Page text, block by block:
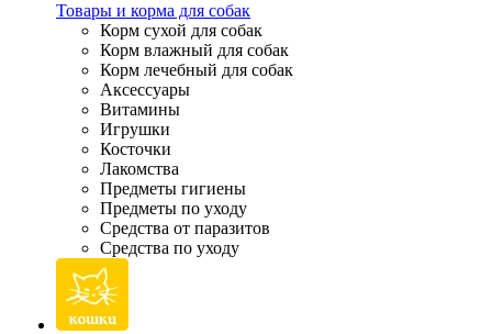
Товары и корма для собак
Корм сухой для собак
Корм влажный для собак
Корм лечебный для собак
Аксессуары
Витамины
Игрушки
Косточки
Лакомства
Предметы гигиены
Предметы по уходу
Средства от паразитов
Средства по уходу